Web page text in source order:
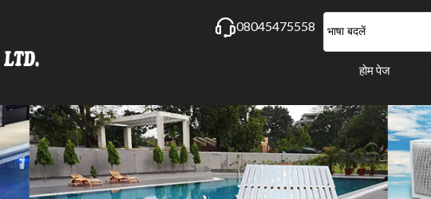
भाषा बदलें
08045475558
होम पेज